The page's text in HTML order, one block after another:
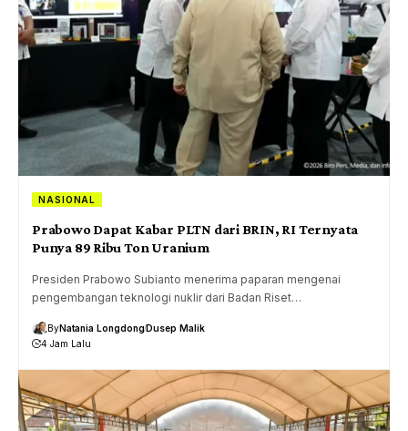
NASIONAL
Prabowo Dapat Kabar PLTN dari BRIN, RI Ternyata
Punya 89 Ribu Ton Uranium
Presiden Prabowo Subianto menerima paparan mengenai
pengembangan teknologi nuklir dari Badan Riset…
ByNatania LongdongDusep Malik
4 Jam Lalu